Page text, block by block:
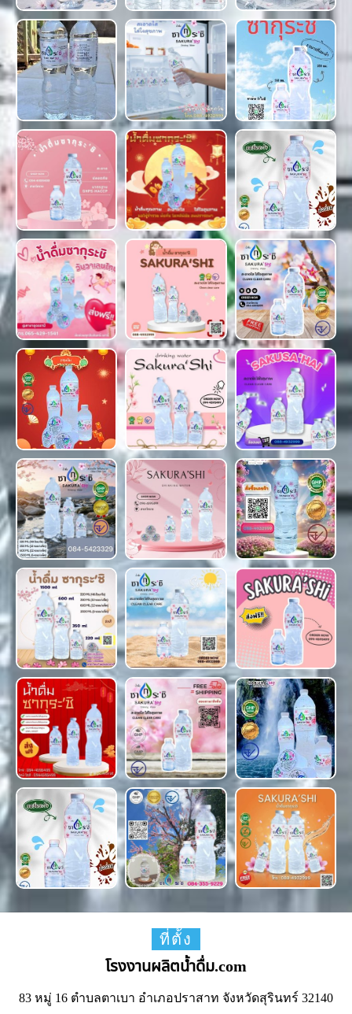
ที่ตั้ง
โรงงานผลิตน้ำดื่ม.com
83 หมู่ 16 ตำบลตาเบา อำเภอปราสาท จังหวัดสุรินทร์ 32140